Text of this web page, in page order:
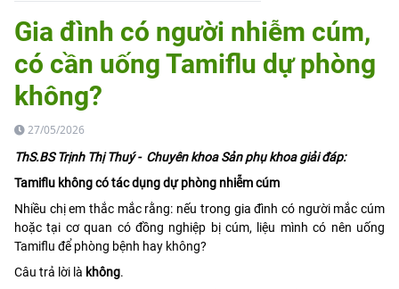
Gia đình có người nhiễm cúm,
có cần uống Tamiflu dự phòng
không?
27/05/2026
ThS.BS Trịnh Thị Thuý - Chuyên khoa Sản phụ khoa giải đáp:
Tamiflu không có tác dụng dự phòng nhiễm cúm
Nhiều chị em thắc mắc rằng: nếu trong gia đình có người mắc cúm
hoặc tại cơ quan có đồng nghiệp bị cúm, liệu mình có nên uống
Tamiflu để phòng bệnh hay không?
Câu trả lời là không.